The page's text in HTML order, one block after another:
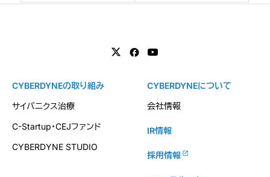
CYBERDYNEの取り組み
サイバニクス治療
C-Startup・CEJファンド
CYBERDYNE STUDIO
CYBERDYNEについて
会社情報
IR情報
採用情報